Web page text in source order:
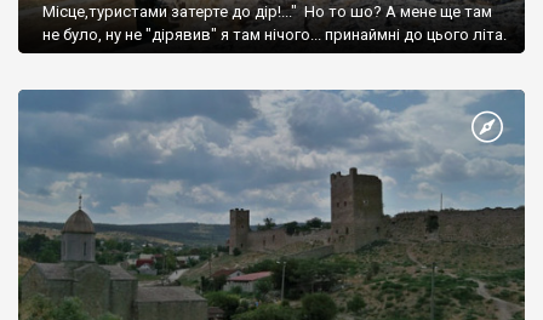
Місце,туристами затерте до дір!..." Но то шо? А мене ще там
не було, ну не "дірявив" я там нічого... принаймні до цього літа.